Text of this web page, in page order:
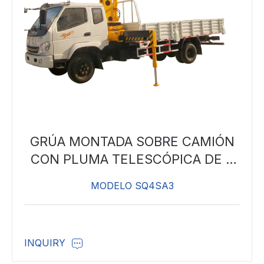
GRÚA MONTADA SOBRE CAMIÓN
CON PLUMA TELESCÓPICA DE 4
MODELO SQ4SA3
INQUIRY